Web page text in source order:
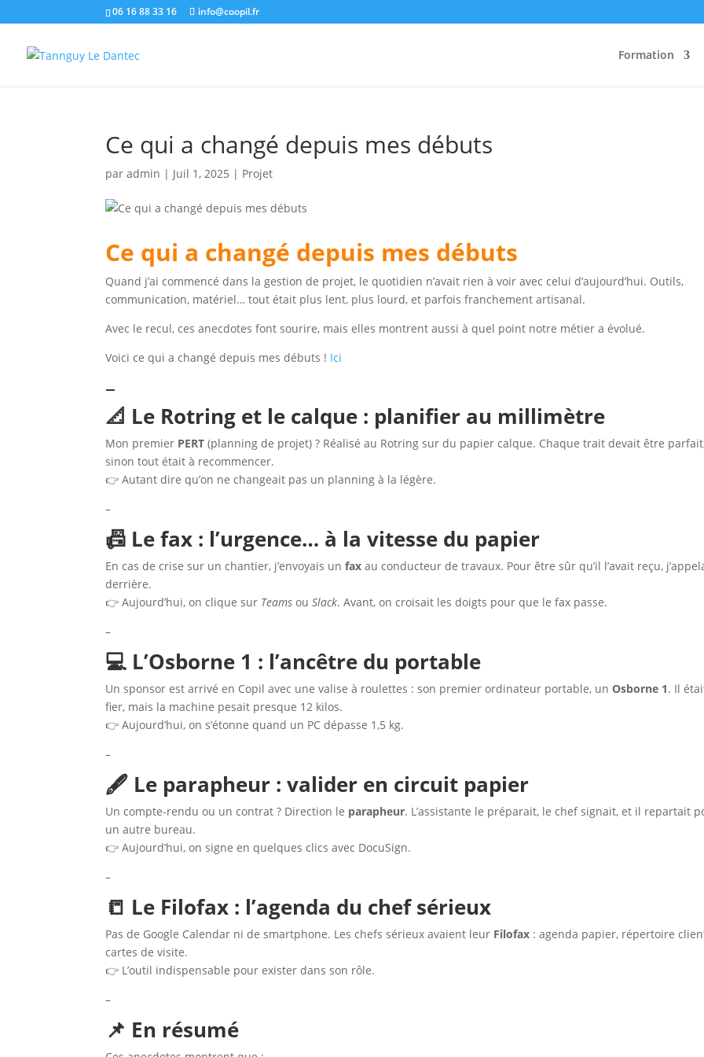
06 16 88 33 16 info@coopil.fr
Formation
Ce qui a changé depuis mes débuts
paradmin | Juil 1, 2025 | Projet
Ce qui a changé depuis mes débuts
Quand j’ai commencé dans la gestion de projet, le quotidien n’avait rien à voir avec celui d’aujourd’hui. Outils,
communication, matériel… tout était plus lent, plus lourd, et parfois franchement artisanal.
Avec le recul, ces anecdotes font sourire, mais elles montrent aussi à quel point notre métier a évolué.
Voici ce qui a changé depuis mes débuts ! Ici
–
📐 Le Rotring et le calque : planifier au millimètre
Mon premier PERT (planning de projet) ? Réalisé au Rotring sur du papier calque. Chaque trait devait être
sinon tout était à recommencer.
👉 Autant dire qu’on ne changeait pas un planning à la légère.
–
📠 Le fax : l’urgence… à la vitesse du papier
En cas de crise sur un chantier, j’envoyais unfax au conducteur de travaux. Pour être sûr qu’il l’avait reçu,
derrière.
👉 Aujourd’hui, on clique sur Teams ouSlack. Avant, on croisait les doigts pour que le fax passe.
–
💻 L’Osborne 1 : l’ancêtre du portable
Un sponsor est arrivé en Copil avec une valise à roulettes : son premier ordinateur portable, unOsborne 1. Il
fier, mais la machine pesait presque 12 kilos.
👉 Aujourd’hui, on s’étonne quand un PC dépasse 1,5 kg.
–
🖋️ Le parapheur : valider en circuit papier
Un compte-rendu ou un contrat ? Direction le parapheur. L’assistante le préparait, le chef signait, et il repartait
un autre bureau.
👉 Aujourd’hui, on signe en quelques clics avec DocuSign.
–
📒 Le Filofax : l’agenda du chef sérieux
Pas de Google Calendar ni de smartphone. Les chefs sérieux avaient leur Filofax : agenda papier, répertoire
cartes de visite.
👉 L’outil indispensable pour exister dans son rôle.
–
📌 En résumé